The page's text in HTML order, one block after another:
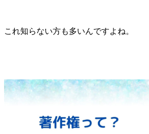
これ知らない方も多いんですよね。